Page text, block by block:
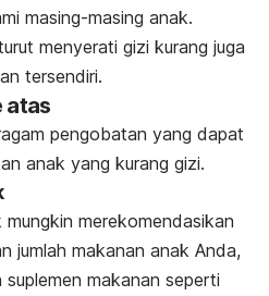
masing-masing anak.
menyerati gizi kurang juga
tersendiri.
atas
pengobatan yang dapat
anak yang kurang gizi.
merekomendasikan
jumlah makanan anak Anda,
makanan seperti